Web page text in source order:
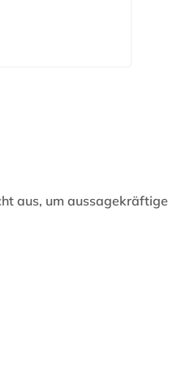
aus, um aussagekräftige